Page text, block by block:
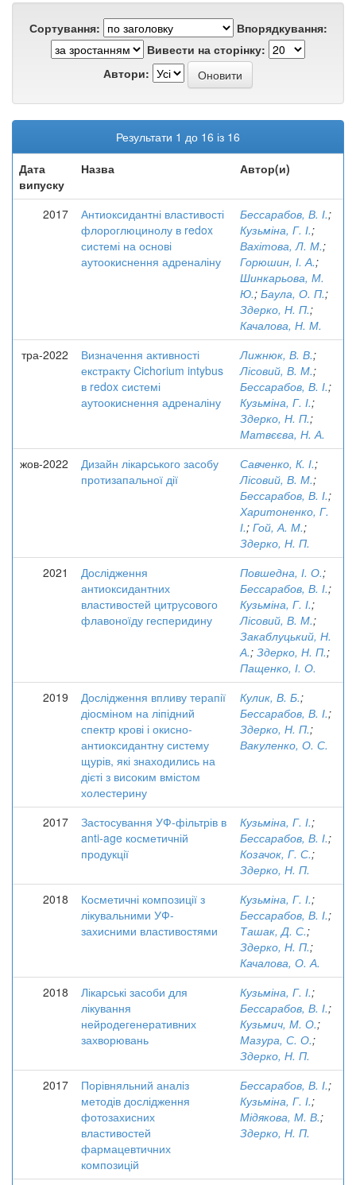
Сортування:
Впорядкування:
Вивести на сторінку:
Автори:
Результати 1 до 16 із 16
Дата
випуску
Назва Автор(и)
2017
Антиоксидантні властивості
флороглюцинолу в redox
системі на основі
аутоокиснення адреналіну
Бессарабов, В. І.;
Кузьміна, Г. І.;
Вахітова, Л. М.;
Горюшин, І. А.;
Шинкарьова, М.
Ю.; Баула, О. П.;
Здерко, Н. П.;
Качалова, Н. М.
тра-2022
Визначення активності
екстракту Cichorium intybus
в redox системі
аутоокиснення адреналіну
Лижнюк, В. В.;
Лісовий, В. М.;
Бессарабов, В. І.;
Кузьміна, Г. І.;
Здерко, Н. П.;
Матвєєва, Н. А.
жов-2022
Дизайн лікарського засобу
протизапальної дії
Савченко, К. І.;
Лісовий, В. М.;
Бессарабов, В. І.;
Харитоненко, Г.
І.; Гой, А. М.;
Здерко, Н. П.
2021
Дослідження
антиоксидантних
властивостей цитрусового
флавоноїду гесперидину
Повшедна, І. О.;
Бессарабов, В. І.;
Кузьміна, Г. І.;
Лісовий, В. М.;
Закаблуцький, Н.
А.; Здерко, Н. П.;
Пащенко, І. О.
2019
Дослідження впливу терапії
діосміном на ліпідний
спектр крові і окисно-
антиоксидантну систему
щурів, які знаходились на
дієті з високим вмістом
холестерину
Кулик, В. Б.;
Бессарабов, В. І.;
Здерко, Н. П.;
Вакуленко, О. С.
2017
Застосування УФ-фільтрів в
anti-age косметичній
продукції
Кузьміна, Г. І.;
Бессарабов, В. І.;
Козачок, Г. С.;
Здерко, Н. П.
2018
Косметичні композиції з
лікувальними УФ-
захисними властивостями
Кузьміна, Г. І.;
Бессарабов, В. І.;
Ташак, Д. С.;
Здерко, Н. П.;
Качалова, О. А.
2018
Лікарські засоби для
лікування
нейродегенеративних
захворювань
Кузьміна, Г. І.;
Бессарабов, В. І.;
Кузьмич, М. О.;
Мазура, С. О.;
Здерко, Н. П.
2017
Порівняльний аналіз
методів дослідження
фотозахисних
властивостей
фармацевтичних
композицій
Бессарабов, В. І.;
Кузьміна, Г. І.;
Мідякова, М. В.;
Здерко, Н. П.